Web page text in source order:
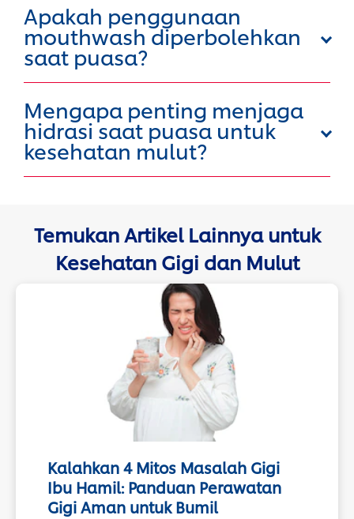
Apakah penggunaan
mouthwash diperbolehkan
saat puasa?
Mengapa penting menjaga
hidrasi saat puasa untuk
kesehatan mulut?
Temukan Artikel Lainnya untuk
Kesehatan Gigi dan Mulut
Kalahkan 4 Mitos Masalah Gigi
Ibu Hamil: Panduan Perawatan
Gigi Aman untuk Bumil